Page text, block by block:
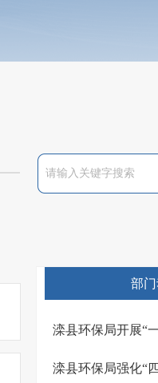
部
滦县环保局开展“
滦县环保局强化“